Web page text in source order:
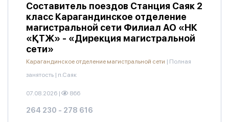
Составитель поездов Станция Саяк 2
класс Карагандинское отделение
магистральной сети Филиал АО «НК
«ҚТЖ» - «Дирекция магистральной
сети»
Карагандинское отделение магистральной сети | Полная
занятость | п.Саяк
07.08.2026 | 866
264 230 - 278 616